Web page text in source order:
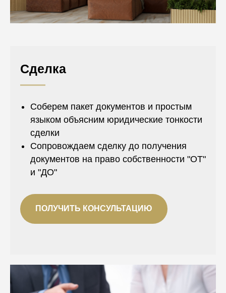
Сделка
Соберем пакет документов и простым
языком объясним юридические тонкости
сделки
Сопровождаем сделку до получения
документов на право собственности "ОТ"
и "ДО"
ПОЛУЧИТЬ КОНСУЛЬТАЦИЮ